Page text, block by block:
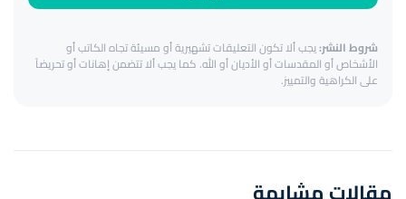
شروط النشر:يجب ألا تكون التعليقات تشهيرية أو مسيئة تجاه الكاتب أو
الأشخاص أو المقدسات أو الأديان أو الله. كما يجب ألا تتضمن إهانات أو تحريضاً
على الكراهية والتمييز.